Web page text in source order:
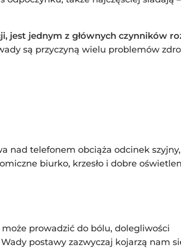
jest jednym z głównych czynników
są przyczyną wielu problemów
nad telefonem obciąża odcinek szyjny,
biurko, krzesło i dobre
prowadzić do bólu, dolegliwości
postawy zazwyczaj kojarzą nam